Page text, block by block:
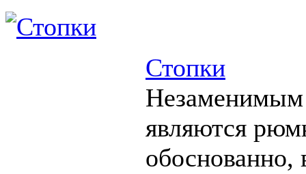
Стопки
Незаменимым
являются
обоснованно,